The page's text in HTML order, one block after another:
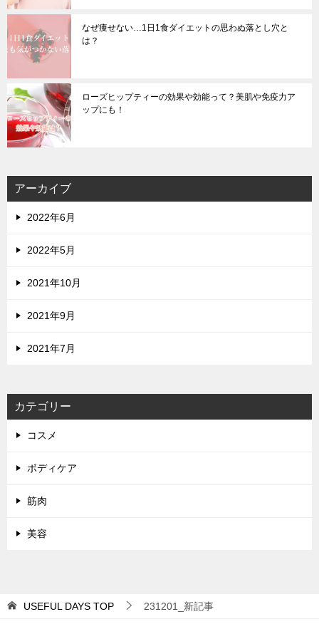
なぜ痩せない…1日1食ダイエットの思わぬ落とし穴と
は？
ローズヒップティーの効果や効能って？美肌や免疫力ア
ップにも！
アーカイブ
2022年6月
2022年5月
2021年10月
2021年9月
2021年7月
カテゴリー
コスメ
ボディケア
筋肉
美容
USEFUL DAYS TOP 231201_新記事